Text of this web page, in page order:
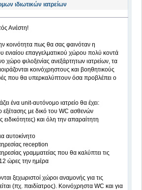
ιδιωτικών ιατρείων
Ανέστη!
κοινότητα πως θα σας φαινόταν η
ενιαίου επαγγελματικού χώρου πολύ κοντά
χώρο φιλοξενίας ανεξάρτητων ιατρείων, τα
κοινόχρηστους και βοηθητικούς
που θα υπερκαλύπτουν όσα προβλέπει ο
ένα unit-αυτόνομο ιατρείο θα έχει:
με δικό του WC ασθενών
ειδικότητες) και όλη την απαραίτητη
αυτοκίνητο
reception
γραμματείας που θα καλύπτει τις
ώρες την ημέρα
ξεχωριστοί χώροι αναμονής για τις
(πχ. παιδίατρος). Κοινόχρηστα WC και για